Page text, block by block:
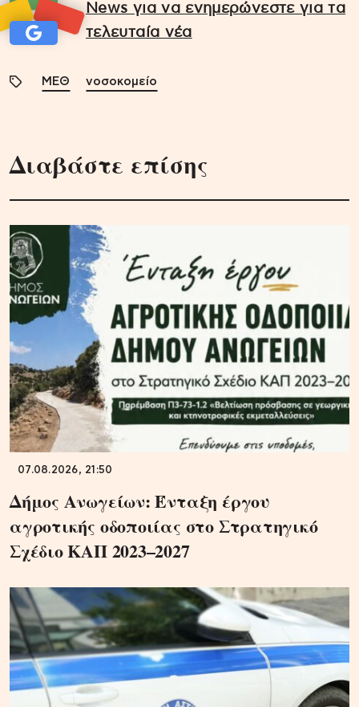
News για να ενημερώνεστε για τα
τελευταία νέα
ΜΕΘ νοσοκομείο
Διαβάστε επίσης
07.08.2026, 21:50
Δήμος Ανωγείων: Ένταξη έργου
αγροτικής οδοποιίας στο Στρατηγικό
Σχέδιο ΚΑΠ 2023–2027